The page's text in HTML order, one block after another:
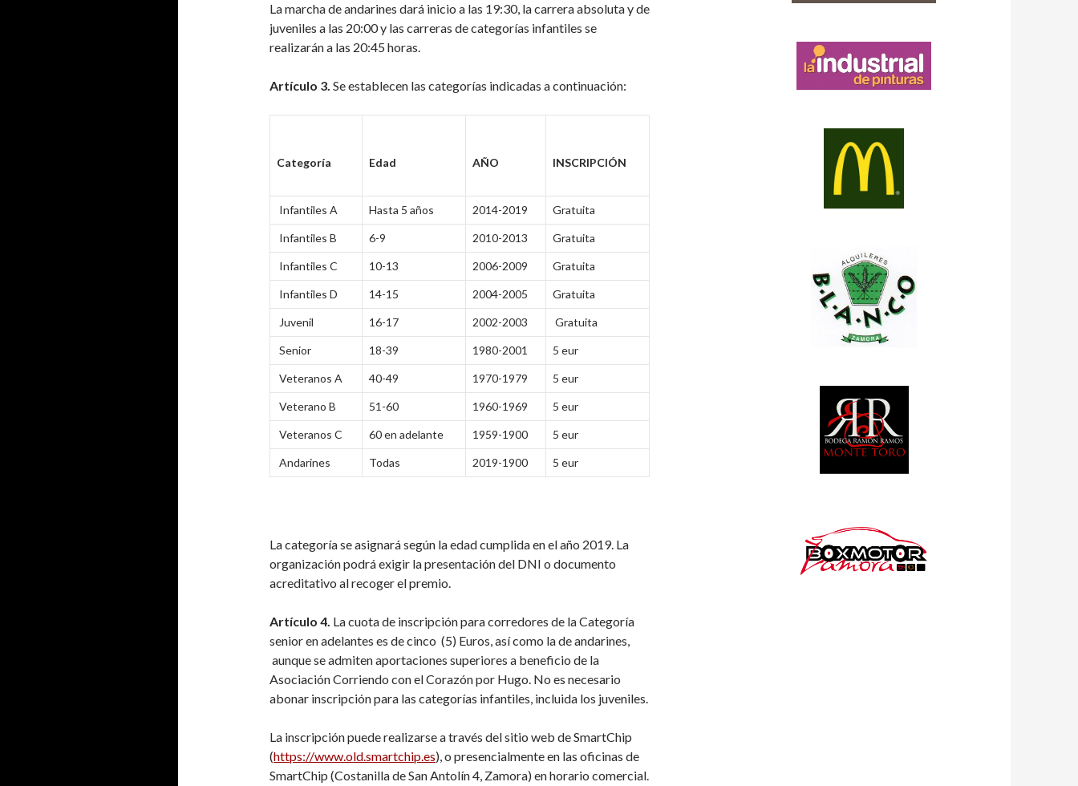
La marcha de andarines dará inicio a las 19:30, la carrera absoluta y de
juveniles a las 20:00 y las carreras de categorías infantiles se
realizarán a las 20:45 horas.
Artículo 3. Se establecen las categorías indicadas a continuación:
Categoría Edad AÑO INSCRIPCIÓN
Infantiles A Hasta 5 años 2014-2019 Gratuita
Infantiles B 6-9 2010-2013 Gratuita
Infantiles C 10-13 2006-2009 Gratuita
Infantiles D 14-15 2004-2005 Gratuita
Juvenil 16-17 2002-2003 Gratuita
Senior 18-39 1980-2001 5 eur
Veteranos A 40-49 1970-1979 5 eur
Veterano B 51-60 1960-1969 5 eur
Veteranos C 60 en adelante 1959-1900 5 eur
Andarines Todas 2019-1900 5 eur
La categoría se asignará según la edad cumplida en el año 2019. La
organización podrá exigir la presentación del DNI o documento
acreditativo al recoger el premio.
Artículo 4. La cuota de inscripción para corredores de la Categoría
senior en adelantes es de cinco (5) Euros, así como la de andarines,
aunque se admiten aportaciones superiores a beneficio de la
Asociación Corriendo con el Corazón por Hugo. No es necesario
abonar inscripción para las categorías infantiles, incluida los juveniles.
La inscripción puede realizarse a través del sitio web de SmartChip
(https://www.old.smartchip.es), o presencialmente en las oficinas de
SmartChip (Costanilla de San Antolín 4, Zamora) en horario comercial.